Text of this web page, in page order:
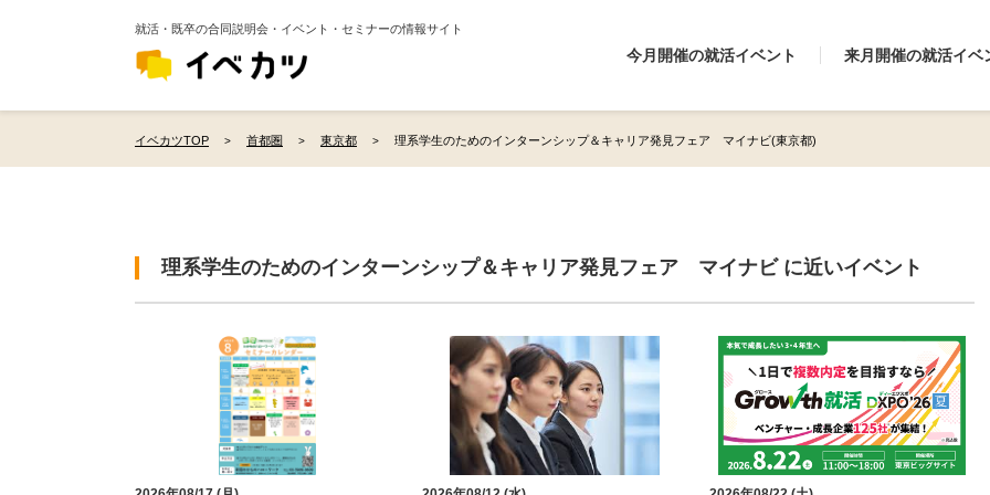
就活・既卒の合同説明会・イベント・セミナーの情報サイト
今月開催の就活イベント 来月開催の就活イベ
イベカツTOP 首都圏 東京都 理系学生のためのインターンシップ＆キャリア発見フェア マイナビ(東京都)
理系学生のためのインターンシップ＆キャリア発見フェア マイナビ に近いイベント